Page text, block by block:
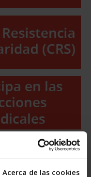
Acerca de las cookies